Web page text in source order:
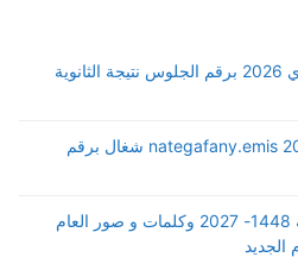
معرفة نتيجة الصف الثالث الثانوي 2026 برقم الجلوس نتيجة الثانوية
رابط نتيجة الدبلومات الفنية 2026 nategafany.emis شغال برقم
رسائل تهنئة رأس السنة الهجرية 1448- 2027 وكلمات و صور العام